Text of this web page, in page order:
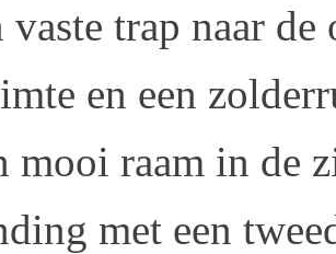
vaste trap naar
en een
mooi raam in de
met een